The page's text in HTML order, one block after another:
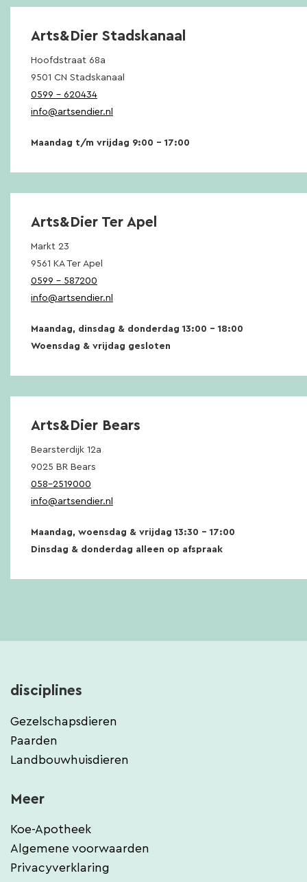
Arts&Dier Stadskanaal
Hoofdstraat 68a
9501 CN Stadskanaal
0599 – 620434
info@artsendier.nl
Maandag t/m vrijdag 9:00 – 17:00
Arts&Dier Ter Apel
Markt 23
9561 KA Ter Apel
0599 – 587200
info@artsendier.nl
Maandag, dinsdag & donderdag 13:00 – 18:00
Woensdag & vrijdag gesloten
Arts&Dier Bears
Bearsterdijk 12a
9025 BR Bears
058-2519000
info@artsendier.nl
Maandag, woensdag & vrijdag 13:30 – 17:00
Dinsdag & donderdag alleen op afspraak
disciplines
Gezelschapsdieren
Paarden
Landbouwhuisdieren
Meer
Koe-Apotheek
Algemene voorwaarden
Privacyverklaring